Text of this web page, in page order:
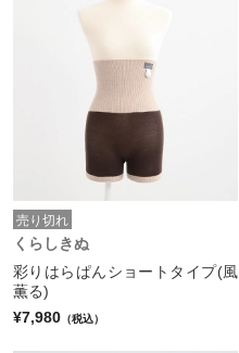
売り切れ
くらしきぬ
彩りはらぱんショートタイプ(風
薫る)
¥7,980 （税込）